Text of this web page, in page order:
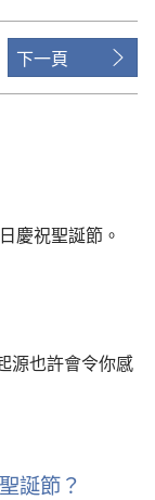
下一頁
慶祝聖誕節。
源也許會令你感
誕節？